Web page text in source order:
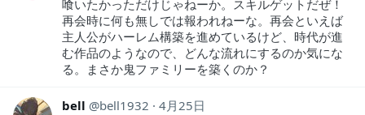
喰いたかっただけじゃねーか。スキルゲットだぜ！
再会時に何も無しでは報われねーな。再会といえば
主人公がハーレム構築を進めているけど、時代が進
む作品のようなので、どんな流れにするのか気にな
る。まさか鬼ファミリーを築くのか？
bell bell1932
4月25日